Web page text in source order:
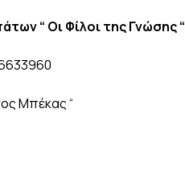
“ Οι Φίλοι της Γνώσης “
Μπέκας “